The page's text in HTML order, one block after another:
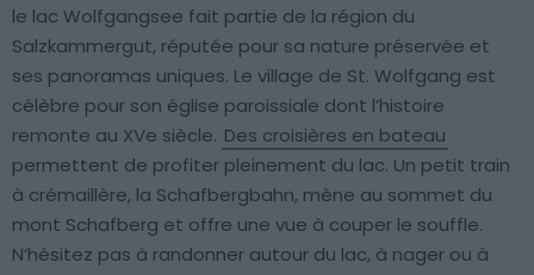
le lac Wolfgangsee fait partie de la région du
Salzkammergut, réputée pour sa nature préservée et
ses panoramas uniques. Le village de St. Wolfgang est
célèbre pour son église paroissiale dont l’histoire
remonte au XVe siècle. Des croisières en bateau
permettent de profiter pleinement du lac. Un petit train
à crémaillère, la Schafbergbahn, mène au sommet du
mont Schafberg et offre une vue à couper le souffle.
N’hésitez pas à randonner autour du lac, à nager ou à